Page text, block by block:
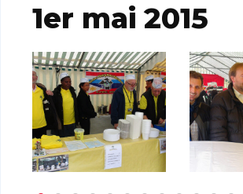
1er mai 2015